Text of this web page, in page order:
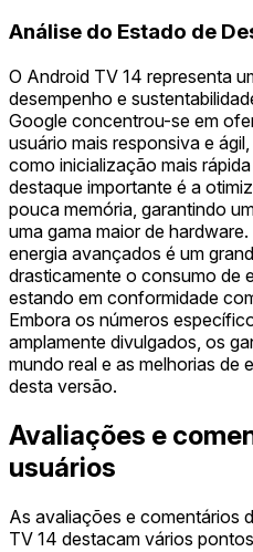
Análise do Estado de
O Android TV 14 representa
desempenho e
Google concentrou-se em
usuário mais responsiva e
como inicialização mais
destaque importante é a
pouca memória, garantindo
uma gama maior de
energia avançados é um
drasticamente o consumo de
estando em conformidade
Embora os números
amplamente divulgados, os
mundo real e as melhorias
desta versão.
Avaliações e
usuários
As avaliações e comentários
TV 14 destacam vários